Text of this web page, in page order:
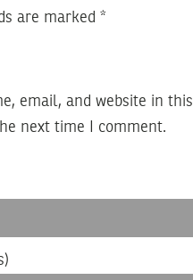
are marked *
email, and website in this
next time I comment.